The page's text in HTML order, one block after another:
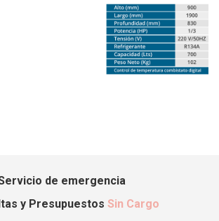
de emergencia
y Presupuestos Sin Cargo